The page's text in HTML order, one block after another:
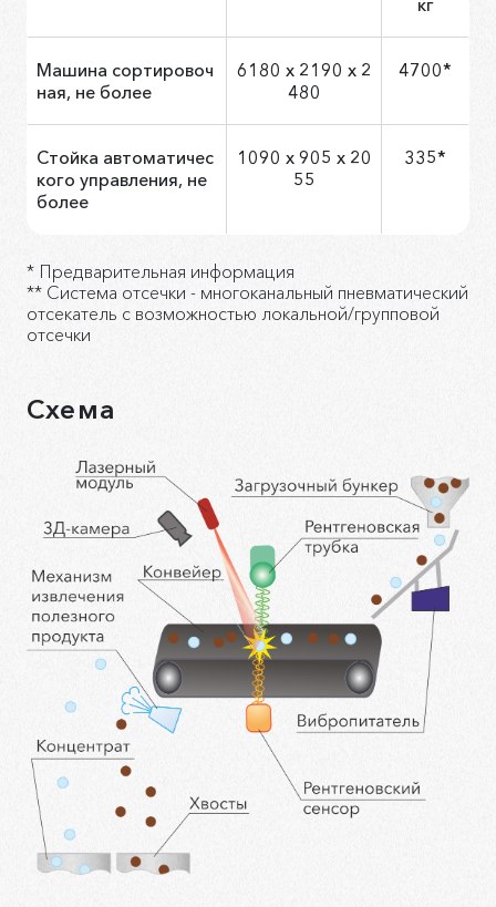
кг
Машина сортировоч
ная, не более
6180 х 2190 х 2
480
4700*
Стойка автоматичес
кого управления, не
более
1090 х 905 х 20
55
335*
* Предварительная информация
** Система отсечки - многоканальный пневматический
отсекатель с возможностью локальной/групповой
отсечки
Схема